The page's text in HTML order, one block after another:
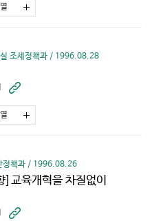
조세정책과 / 1996.08.28
바
기
정책과 / 1996.08.26
교육개혁을 차질없이
바